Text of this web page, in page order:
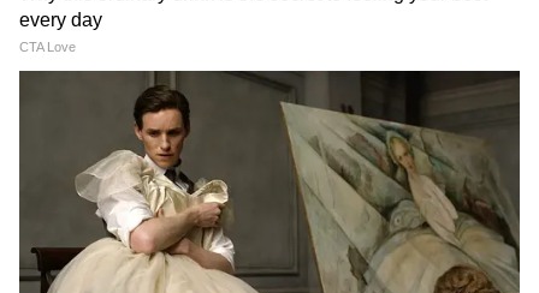
Image Credit :X- @AakashGourX
২. স্যামসাং গ্যালাক্সি F05
আপনি যদি ব্র্যান্ড ভ্যালুকে গুরুত্ব দেন, তবে
স্যামসাং গ্যালাক্সি F05 একটি সেরা পছন্দ হতে
পারে। এতে 6.74 ইঞ্চির এলসিডি স্ক্রিন রয়েছে। ছবি